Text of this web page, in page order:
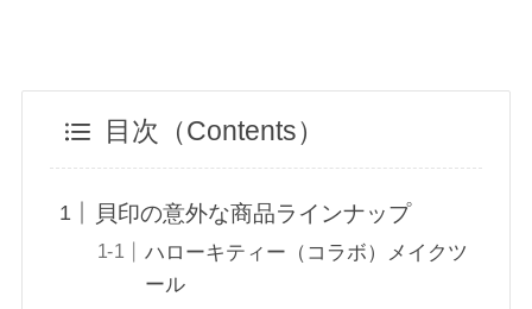
目次（Contents）
貝印の意外な商品ラインナップ
ハローキティー（コラボ）メイクツ
ール